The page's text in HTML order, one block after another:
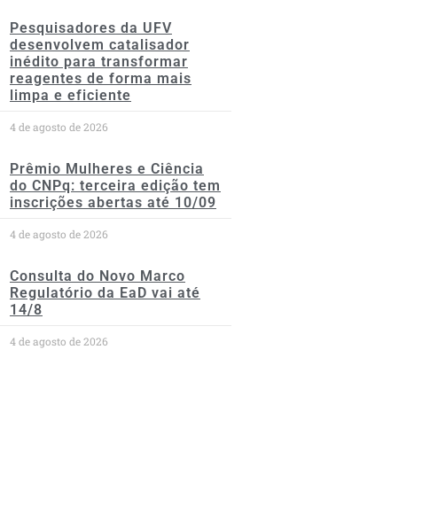
Pesquisadores da UFV
desenvolvem catalisador
inédito para transformar
reagentes de forma mais
limpa e eficiente
4 de agosto de 2026
Prêmio Mulheres e Ciência
do CNPq: terceira edição tem
inscrições abertas até 10/09
4 de agosto de 2026
Consulta do Novo Marco
Regulatório da EaD vai até
14/8
4 de agosto de 2026